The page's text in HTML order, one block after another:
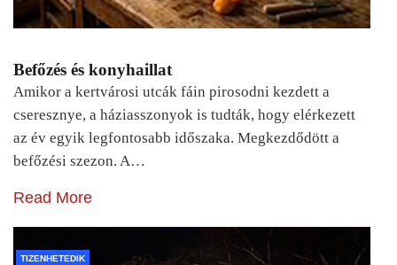
Befőzés és konyhaillat
Amikor a kertvárosi utcák fáin pirosodni kezdett a
cseresznye, a háziasszonyok is tudták, hogy elérkezett
az év egyik legfontosabb időszaka. Megkezdődött a
befőzési szezon. A…
Read More
TIZENHETEDIK